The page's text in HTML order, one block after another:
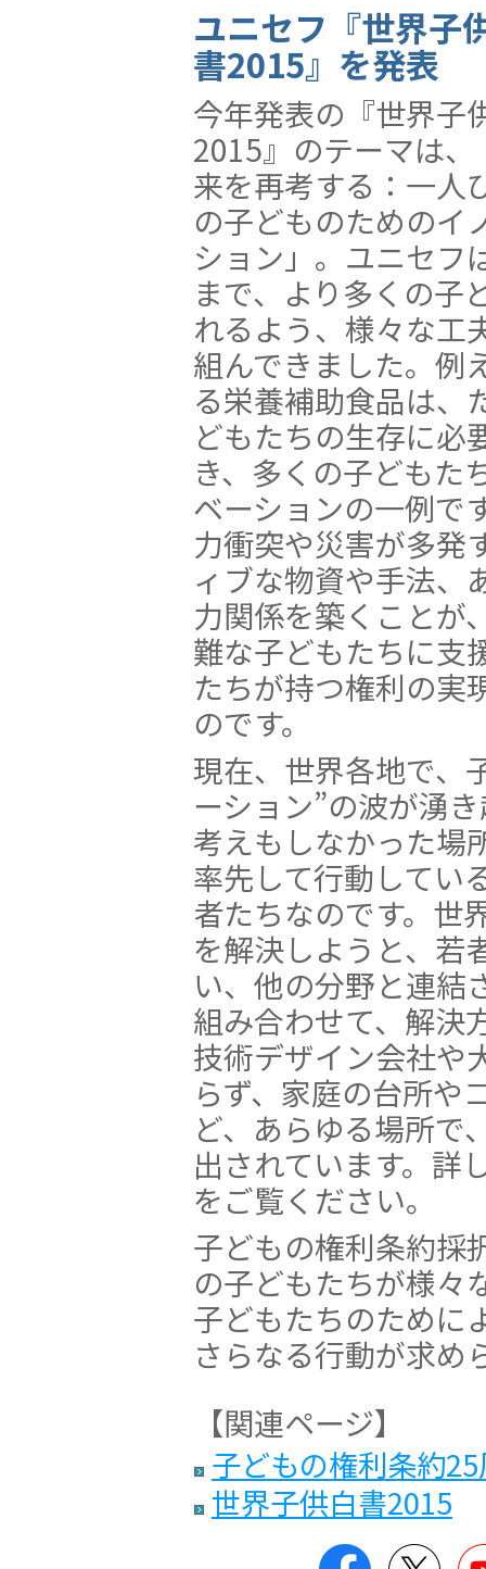
ユニセフ『世界子
書2015』を発表
今年発表の『世界子
2015』のテーマは、
来を再考する：一人
の子どものためのイ
ション」。ユニセフ
まで、より多くの子
れるよう、様々な工
組んできました。例
る栄養補助食品は、
どもたちの生存に必
き、多くの子どもた
ベーションの一例で
力衝突や災害が多発
ィブな物資や手法、
力関係を築くことが
難な子どもたちに支
たちが持つ権利の実
のです。
現在、世界各地で、
ーション”の波が湧
考えもしなかった場
率先して行動してい
者たちなのです。世
を解決しようと、若
い、他の分野と連結
組み合わせて、解決
技術デザイン会社や
らず、家庭の台所や
ど、あらゆる場所で
出されています。詳
をご覧ください。
子どもの権利条約採
の子どもたちが様々
子どもたちのために
さらなる行動が求め
【関連ページ】
子どもの権利条約
世界子供白書2015
Facebook